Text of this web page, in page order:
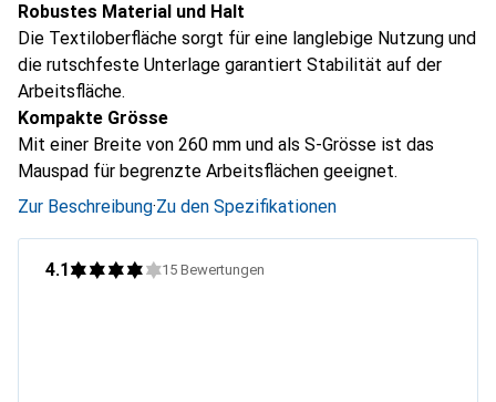
Robustes Material und Halt
Die Textiloberfläche sorgt für eine langlebige Nutzung und
die rutschfeste Unterlage garantiert Stabilität auf der
Arbeitsfläche.
Kompakte Grösse
Mit einer Breite von 260 mm und als S-Grösse ist das
Mauspad für begrenzte Arbeitsflächen geeignet.
Zur Beschreibung·Zu den Spezifikationen
4.1 15 Bewertungen